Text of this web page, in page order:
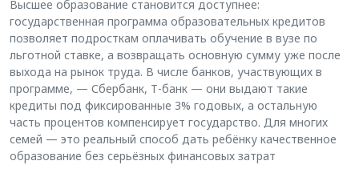
Высшее образование становится доступнее:
государственная программа образовательных кредитов
позволяет подросткам оплачивать обучение в вузе по
льготной ставке, а возвращать основную сумму уже после
выхода на рынок труда. В числе банков, участвующих в
программе, — Сбербанк, Т-банк — они выдают такие
кредиты под фиксированные 3% годовых, а остальную
часть процентов компенсирует государство. Для многих
семей — это реальный способ дать ребёнку качественное
образование без серьёзных финансовых затрат